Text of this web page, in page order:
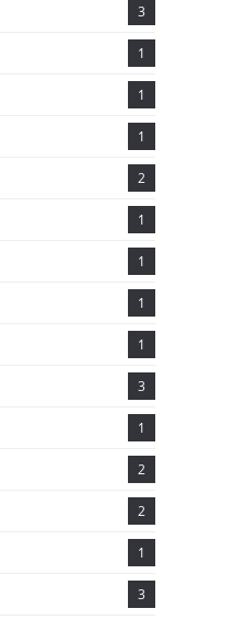
3
1
1
1
2
1
1
1
1
3
1
2
2
1
3